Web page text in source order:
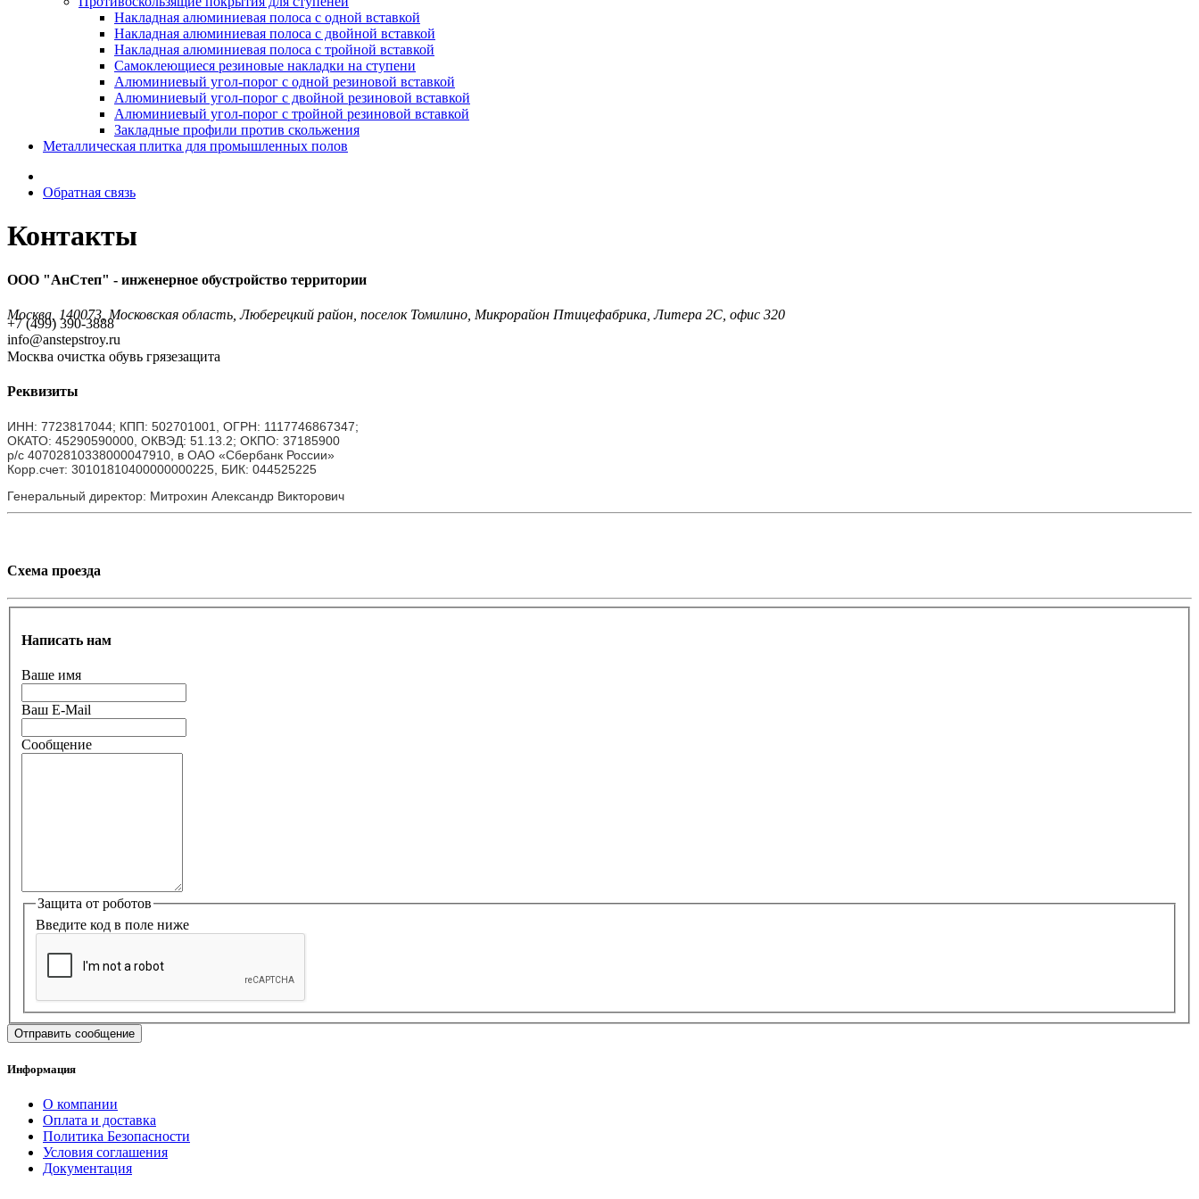
Накладная алюминиевая полоса с одной вставкой
Накладная алюминиевая полоса с двойной вставкой
Накладная алюминиевая полоса с тройной вставкой
Самоклеющиеся резиновые накладки на ступени
Алюминиевый угол-порог с одной резиновой вставкой
Алюминиевый угол-порог с двойной резиновой вставкой
Алюминиевый угол-порог с тройной резиновой вставкой
Закладные профили против скольжения
Металлическая плитка для промышленных полов
Обратная связь
Контакты
ООО "АнСтеп" - инженерное обустройство территории
Москва, 140073, Московская область, Люберецкий район, поселок Томилино, Микрорайон Птицефабрика, Литера 2С, офис 320
+7 (499) 390-3888
info@anstepstroy.ru
Москва очистка обувь грязезащита
Реквизиты
ИНН: 7723817044; КПП: 502701001, ОГРН: 1117746867347;
ОКАТО: 45290590000, ОКВЭД: 51.13.2; ОКПО: 37185900
р/с 40702810338000047910, в ОАО «Сбербанк России»
Корр.счет: 30101810400000000225, БИК: 044525225
Генеральный директор: Митрохин Александр Викторович
Схема проезда
Написать нам
Ваше имя
Ваш E-Mail
Сообщение
Защита от роботов
Введите код в поле ниже
Информация
О компании
Оплата и доставка
Политика Безопасности
Условия соглашения
Документация